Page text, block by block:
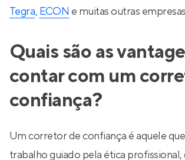
Tegra, ECON e muitas outras
Quais são as
contar com um
confiança?
Um corretor de confiança é aquele
trabalho guiado pela ética profissional,